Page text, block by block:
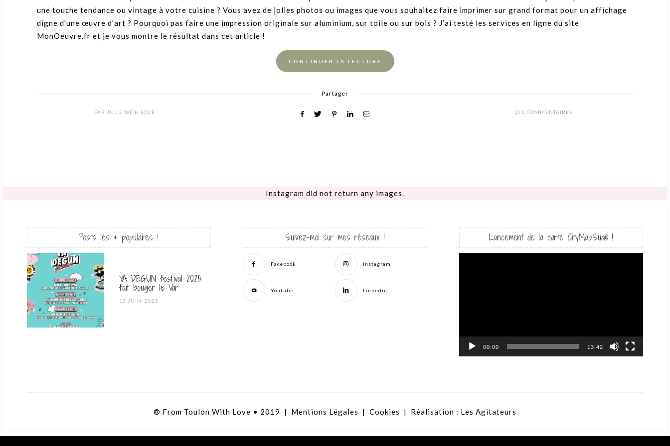
une touche tendance ou vintage à votre cuisine ? Vous avez de jolies photos ou images que vous souhaitez faire imprimer sur grand format pour un affichage
digne d’une œuvre d’art ? Pourquoi pas faire une impression originale sur aluminium, sur toile ou sur bois ? J’ai testé les services en ligne du site
MonOeuvre.fr et je vous montre le résultat dans cet article !
CONTINUER LA LECTURE
Partager
PAR JULIE WITH LOVE 0 COMMENTAIRES
Instagram did not return any images.
Posts les + populaires !
YA DEGUN festival 2025
fait bouger le Var
POSTED
13 JUIN, 2025
Suivez-moi sur mes réseaux !
Facebook Instagram
Youtube Linkedin
Lancement de la carte CityMapSud® !
00:00 13:42
® From Toulon With Love • 2019 | Mentions Légales | Cookies | Réalisation : Les Agitateurs